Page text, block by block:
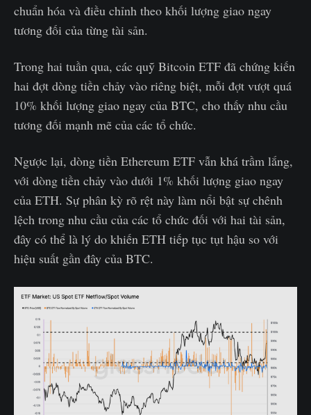
chuẩn hóa và điều chỉnh theo khối lượng giao ngay
tương đối của từng tài sản.
Trong hai tuần qua, các quỹ Bitcoin ETF đã chứng kiến
hai đợt dòng tiền chảy vào riêng biệt, mỗi đợt vượt quá
10% khối lượng giao ngay của BTC, cho thấy nhu cầu
tương đối mạnh mẽ của các tổ chức.
Ngược lại, dòng tiền Ethereum ETF vẫn khá trầm lắng,
với dòng tiền chảy vào dưới 1% khối lượng giao ngay
của ETH. Sự phân kỳ rõ rệt này làm nổi bật sự chênh
lệch trong nhu cầu của các tổ chức đối với hai tài sản,
đây có thể là lý do khiến ETH tiếp tục tụt hậu so với
hiệu suất gần đây của BTC.